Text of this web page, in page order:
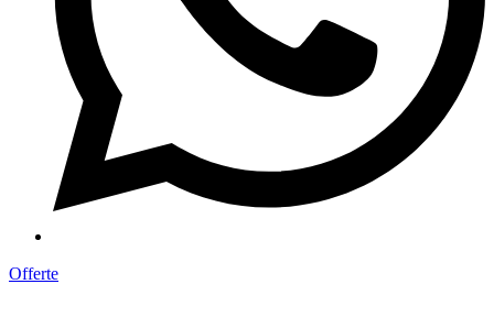
Offerte